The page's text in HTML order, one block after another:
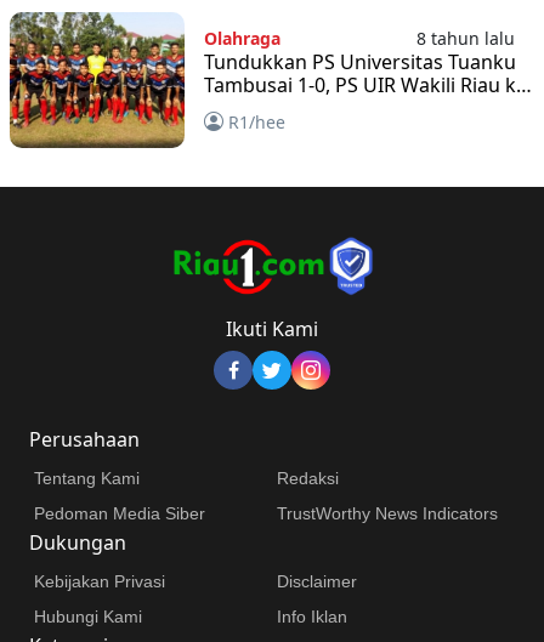
Olahraga 8 tahun lalu
Tundukkan PS Universitas Tuanku
Tambusai 1-0, PS UIR Wakili Riau ke
Piala Menpora Tingkat Nasional
R1/hee
Ikuti Kami
Perusahaan
Tentang Kami
Redaksi
Pedoman Media Siber
TrustWorthy News Indicators
Dukungan
Kebijakan Privasi
Disclaimer
Hubungi Kami
Info Iklan